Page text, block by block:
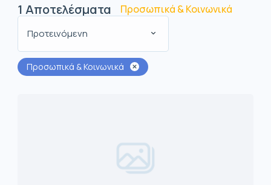
1 Αποτελέσματα Προσωπικά & Κοινωνικά
Προτεινόμενη
Προσωπικά & Κοινωνικά